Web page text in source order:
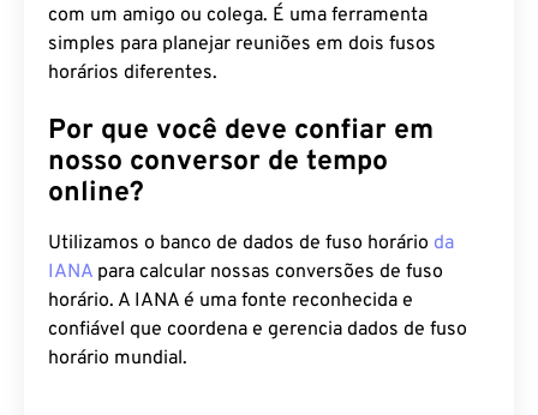
com um amigo ou colega. É uma ferramenta
simples para planejar reuniões em dois fusos
horários diferentes.
Por que você deve confiar em
nosso conversor de tempo
online?
Utilizamos o banco de dados de fuso horário da
IANA para calcular nossas conversões de fuso
horário. A IANA é uma fonte reconhecida e
confiável que coordena e gerencia dados de fuso
horário mundial.